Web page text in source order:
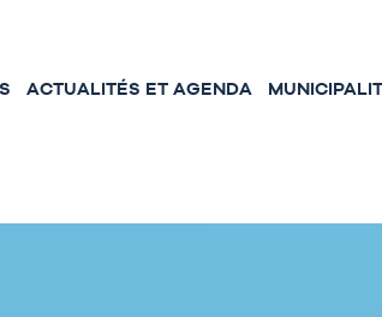
ACTUALITÉS ET AGENDA